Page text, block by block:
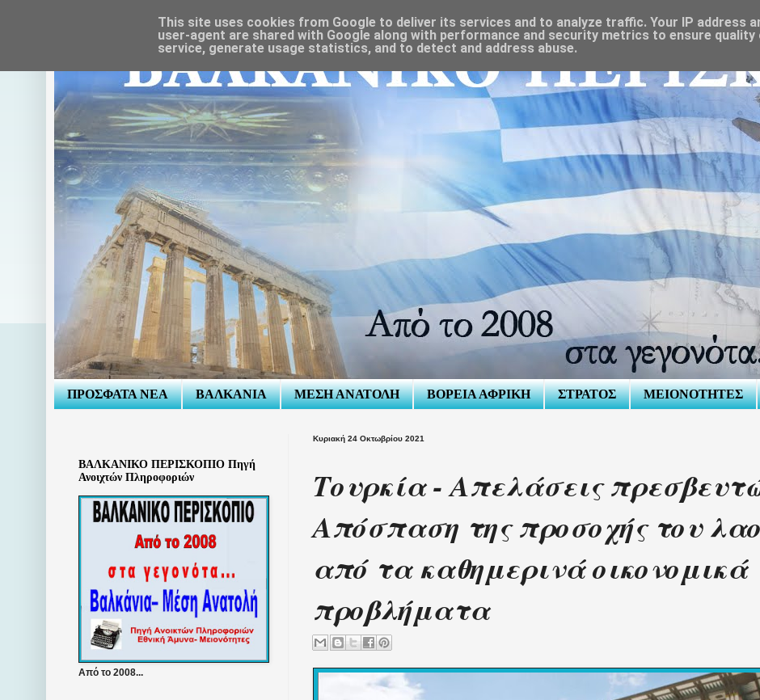
ΠΡΟΣΦΑΤΑ ΝΕΑ ΒΑΛΚΑΝΙΑ ΜΕΣΗ ΑΝΑΤΟΛΗ ΒΟΡΕΙΑ ΑΦΡΙΚΗ ΣΤΡΑΤΟΣ ΜΕΙΟΝΟΤΗΤΕΣ
Κυριακή 24 Οκτωβρίου 2021
Τουρκία - Απελάσεις
Απόσπαση της προσοχής του
από τα καθημερινά οικονομικά
προβλήματα
ΒΑΛΚΑΝΙΚΟ ΠΕΡΙΣΚΟΠΙΟ Πηγή
Ανοιχτών Πληροφοριών
Από το 2008...
This site uses cookies from Google to deliver its services and to analyze traffic. Your IP address
user-agent are shared with Google along with performance and security metrics to ensure quality
service, generate usage statistics, and to detect and address abuse.